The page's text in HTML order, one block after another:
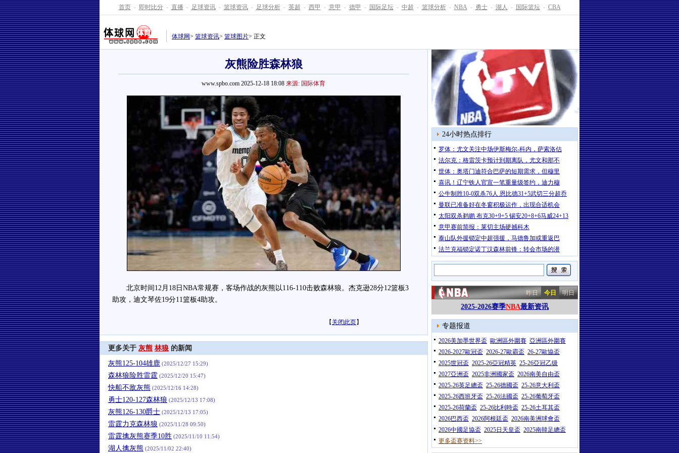
首页 - 即时比分 - 直播 - 足球资讯 - 篮球资讯 - 足球分析 - 英超 - 西甲 - 意甲 - 德甲 - 国际足坛 - 中超 - 篮球分析 - NBA - 勇士 - 湖人 - 国际篮坛 - CBA
体球网> 篮球资讯> 篮球图片> 正文
灰熊险胜森林狼
www.spbo.com 2025-12-18 18:08 来源: 国际体育
北京时间12月18日NBA常规赛，客场作战的灰熊以116-110击败森林狼。杰克逊28分12篮板3
助攻，迪文琴佐19分11篮板4助攻。
【 关闭此页】
更多关于 灰熊 林狼 的新闻
灰熊125-104雄鹿 (2025/12/27 15:29)
森林狼险胜雷霆 (2025/12/20 15:47)
快船不敌灰熊 (2025/12/16 14:28)
勇士120-127森林狼 (2025/12/13 17:08)
灰熊126-130爵士 (2025/12/13 17:05)
雷霆力克森林狼 (2025/11/28 09:50)
雷霆擒灰熊赛季10胜 (2025/11/10 11:54)
湖人擒灰熊 (2025/11/02 22:40)
24小时热点排行
罗体：尤文关注中场伊斯梅尔-科内，萨索洛估
法尔克：格雷茨卡预计到期离队，尤文和那不
世体：奥塔门迪符合巴萨的短期需求，但穆里
喜讯！辽宁铁人官宣一笔重量级签约，迪力穆
公牛制胜10-0双杀76人 恩比德31+5武切三分超乔
曼联已准备好在冬窗积极运作，出现合适机会
太阳双杀鹈鹕 布克30+9+5 锡安20+8+6马威24+13
意甲赛前简报：莱切主场硬撼科木
泰山队外援锁定中超强援，马德鲁加或重返巴
法兰克福锁定诺丁汉森林前锋：转会市场的潜
昨日 今日 明日
2025-2026赛季NBA最新资讯
专题报道
2026美加墨世界盃 歐洲區外圍賽 亞洲區外圍賽
2026-2027歐冠盃 2026-27歐霸盃 26-27歐協盃
2025世冠盃 2025-26亞冠精英 25-26亞冠乙级
2027亞洲盃 2025非洲國家盃 2026南美自由盃
2025-26英足總盃 25-26德國盃 25-26意大利盃
2025-26西班牙盃 25-26法國盃 25-26葡萄牙盃
2025-26荷蘭盃 25-26比利時盃 25-26土耳其盃
2026巴西盃 2026阿根廷盃 2026南美洲球會盃
2026中國足協盃 2025日天皇盃 2025南韓足總盃
更多盃赛资料>>